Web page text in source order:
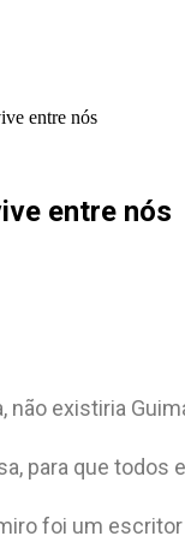
entre nós
entre nós
existiria
para que todos
foi um